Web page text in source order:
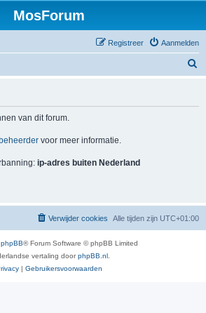
MosForum
Aanmelden
Registreer
van dit forum.
beheerder voor meer informatie.
ip-adres buiten Nederland
Alle tijden zijn UTC+01:00
Verwijder cookies
phpBB® Forum Software © phpBB Limited
vertaling doorphpBB.nl
| Gebruikersvoorwaarden